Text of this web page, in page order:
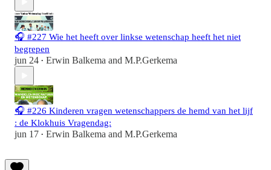
🎧 #227 Wie het heeft over linkse wetenschap heeft het niet
begrepen
jun 24 • Erwin Balkema and M.P.Gerkema
🎧 #226 Kinderen vragen wetenschappers de hemd van het lijf
: de Klokhuis Vragendag:
jun 17 • Erwin Balkema and M.P.Gerkema